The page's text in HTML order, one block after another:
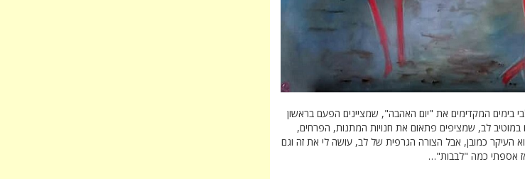
המקדימים את "יום האהבה", שמציינים הפעם בראשון
במוטיב לב, שמציפים פתאום את חנויות המתנות, הפרחים,
העיקר כמובן, אבל הצורה הגרפית של לב, עושה לי את זה וגם
אספתי כמה "לבבות"…